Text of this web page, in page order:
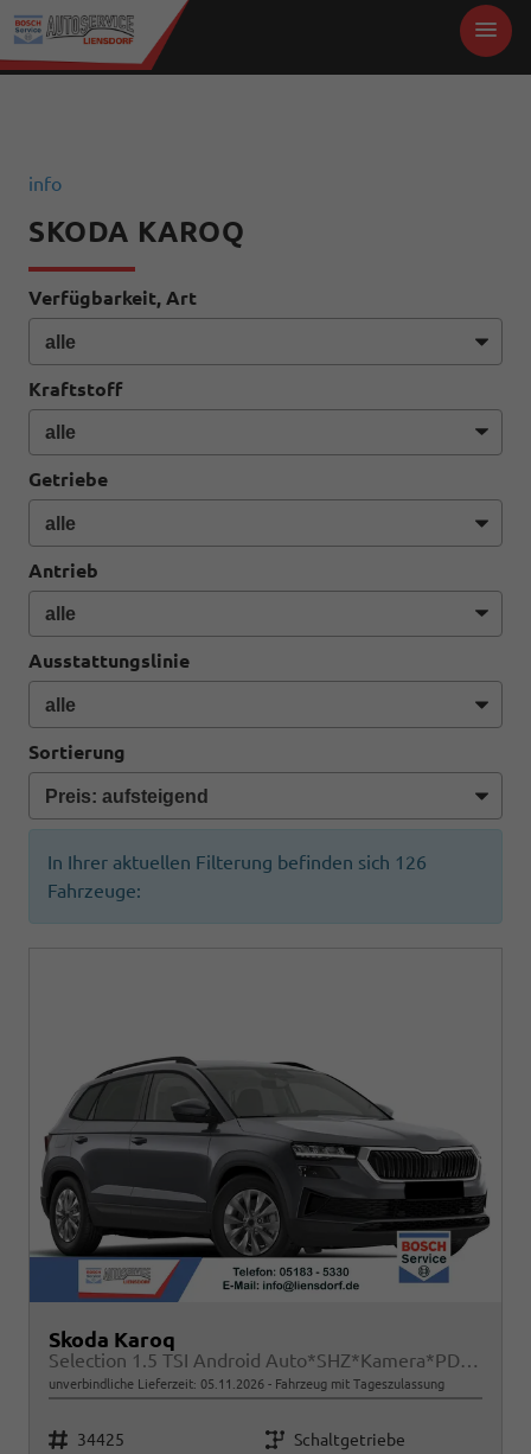
info
SKODA KAROQ
Verfügbarkeit, Art
Kraftstoff
Getriebe
Antrieb
Ausstattungslinie
Sortierung
In Ihrer aktuellen Filterung befinden sich 126
Fahrzeuge:
Skoda Karoq
Selection 1.5 TSI Android Auto*SHZ*Kamera*PDC v/h*Klimaauto*SUNSET*LED
unverbindliche Lieferzeit: 05.11.2026 Fahrzeug mit Tageszulassung
Fahrzeugnr. 34425 Getriebe Schaltgetriebe